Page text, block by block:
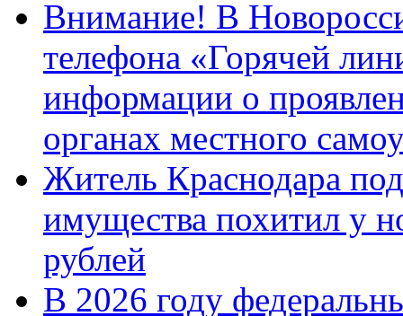
Внимание! В
телефона «Горячей
информации о
органах местного
Житель Краснодара
имущества похитил у
рублей
В 2026 году